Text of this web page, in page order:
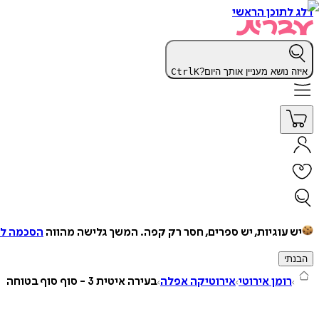
דלג לתוכן הראשי
איזה נושא מעניין אותך היום? CtrlK
יש עוגיות, יש ספרים, חסר רק קפה. המשך גלישה מהווה הסכמה
הבנתי
רומן אירוטי אירוטיקה אפלה בעירה איטית 3 - סוף סוף בטוחה